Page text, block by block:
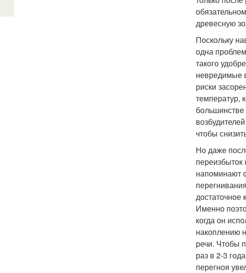
древесную
Поскольку
одна
такого
невредимые
риски
температур,
чтобы
Но даже
напоминают
достаточное
Именно
когда он
накоплению
речи. Чтобы
раз в 2-3
перегноя